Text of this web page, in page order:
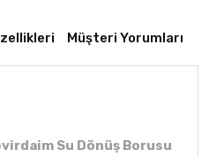
Müşteri Yorumları
Su Dönüş Borusu